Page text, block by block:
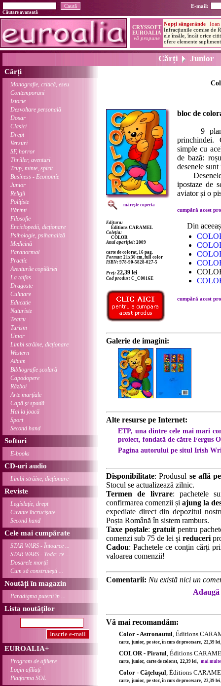
E-mail:
Căutare avansată
Cărți Junior
Cărți
Monografie, critică, eseu
Contemporani
Istorie
Dezvoltare personală
Dosar
Clasici
Drept
Versuri
SF, horror
Thriller, aventuri
Trup, minte, spirit
Business - Economie
Junior
Religii
Polițiste
Părinți
Filosofie
Enciclopedii, dicționare
Psihologie, psihanaliză
Medicină
Paranormal
Practic
Aventurile copilăriei
La taifas
Dragoste
Culinare
Educație
Naturiste
Teatru
Turism
Umor
Limbi străine, dicționare
Western
Album
Bibliografie școlară
Capodopere
Război
Arte marțiale
Capă și spadă
Hai la joacă
Sport
Second hand
Softuri
E-books
CD-uri audio
Limbi străine, dicționare
Reviste
Legislație, drept
Cuvinte încrucișate
Second hand
Cele mai cumpărate
STAR WARS - Întoarce ...
STAR WARS - Yoda: re ...
Dosarele morții
Cum să construiești ...
Noutăți în magazin
Paradigma puterii în ...
Lista noutăților
EUROALIA+
Program de afiliere
Login afiliați
Platforma SOL
mărește coperta
Editura:
Éditions CARAMEL
Coleția:
COLOR
Anul apariției: 2009
carte de colorat, 16 pag.
Format: 21x30 cm, full color
ISBN: 978-90-5828-027-5
Preț: 22,39 lei
Cod produs: C_C0016E
bloc de
9 planșe
princhindei.
simple cu
de bază:
desenele
Desenele
ipostaze de
aviator și o
cumpără acest
Din
cumpără acest
Galerie de imagini:
Alte resurse pe Internet:
ETP, una dintre cele mai mari
proiect, fondată de către Fergus
Pagina autorului pe situl Irish
Disponibilitate: Produsul se află
Stocul se actualizează zilnic.
Termen de livrare: pachetele
confirmarea comenzii șiajung la
expediate direct din depozitul
Poșta Română în sistem ramburs.
Taxe poștale: gratuitpentru
comenzi sub 75 de lei și reduceri
Cadou: Pachetele ce conțin cărți
valoarea comenzii!
Comentarii: Nu există nici un
Vă mai recomandăm:
Color - Astronautul, Éditions
carte, junior, pe stoc, în curs de procesare, 22,39
COLOR - Piratul, Éditions
carte, junior, carte de colorat, 22,39 lei, mai
Color - Cățelușul, Éditions
carte, junior, pe stoc, în curs de procesare, 22,39